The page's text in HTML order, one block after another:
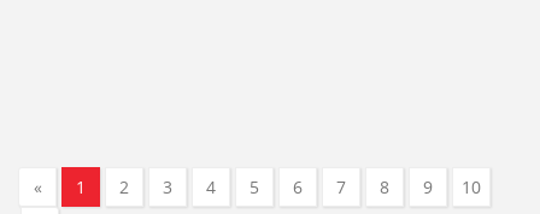
« 1 2 3 4 5 6 7 8 9
10